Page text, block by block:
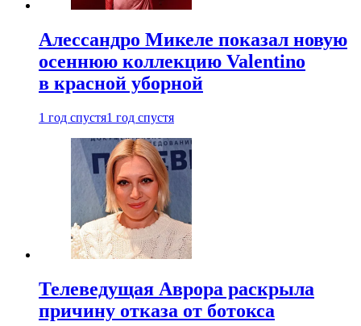
Алессандро Микеле показал новую
осеннюю коллекцию Valentino
в красной уборной
1 год спустя1 год спустя
Телеведущая Аврора раскрыла
причину отказа от ботокса